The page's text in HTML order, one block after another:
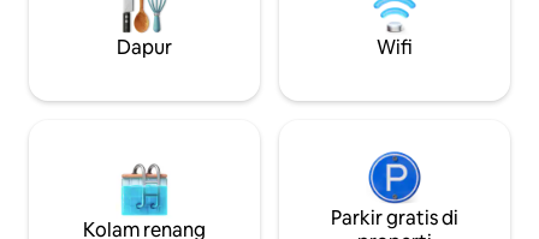
mengagumi toko - toko pengrajin, pasar,
bar khas, dan pemandangan yang lebih
indah. Lokasi strategis untuk bisnis dan
berukuran 190 x
berukuran besar
meja, kursi, dan
Dapur Wifi
Kolam renang
Parkir gratis di